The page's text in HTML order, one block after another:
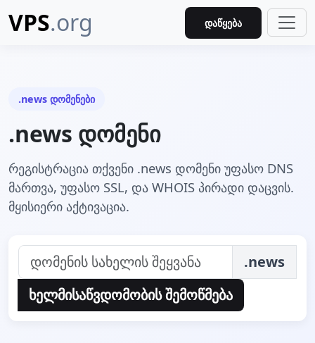
VPS.org დაწყება
.news დომენები
.news დომენი
რეგისტრაცია თქვენი .news დომენი უფასო DNS
მართვა, უფასო SSL, და WHOIS პირადი დაცვის.
მყისიერი აქტივაცია.
.news
ხელმისაწვდომობის შემოწმება